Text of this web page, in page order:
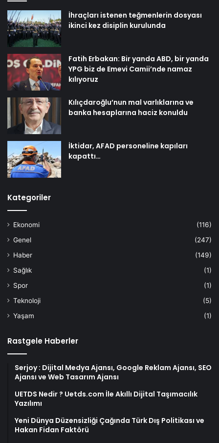
İhraçları istenen teğmenlerin dosyası
ikinci kez disiplin kurulunda
Fatih Erbakan: Bir yanda ABD, bir yanda
YPG biz de Emevi Camii’nde namaz
kılıyoruz
Kılıçdaroğlu’nun mal varlıklarına ve
banka hesaplarına haciz konuldu
İktidar, AFAD personeline kapıları
kapattı…
Kategoriler
Ekonomi
(116)
Genel
(247)
Haber
(149)
Sağlık
(1)
Spor
(1)
Teknoloji
(5)
Yaşam
(1)
Rastgele Haberler
Serjoy : Dijital Medya Ajansı, Google Reklam Ajansı, SEO
Ajansı ve Web Tasarım Ajansı
UETDS Nedir ? Uetds.com İle Akıllı Dijital Taşımacılık
Yazılımı
Yeni Dünya Düzensizliği Çağında Türk Dış Politikası ve
Hakan Fidan Faktörü